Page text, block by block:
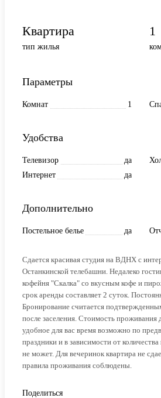
Квартира
тип жилья
1
Параметры
Комнат 1
Удобства
Телевизор да
Интернет
да
Дополнительно
Постельное белье да
Сдается красивая студия на ВДНХ с
Останкинской телебашни. Недалеко
кофейня "Скалка" со вкусным кофе и
срок аренды составляет 2 суток.
Бронирование считается
после заселения. Стоимость
удобное для вас время возможно по
праздники и в зависимости от
не может. Для вечеринок квартира не
правила проживания соблюдены.
Поделиться